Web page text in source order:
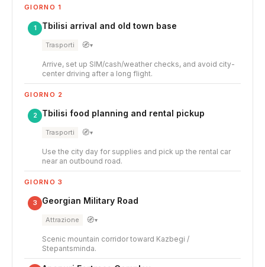
GIORNO 1
1 Tbilisi arrival and old town base
Trasporti 🧭▾
Arrive, set up SIM/cash/weather checks, and avoid city-
center driving after a long flight.
GIORNO 2
2 Tbilisi food planning and rental pickup
Trasporti 🧭▾
Use the city day for supplies and pick up the rental car
near an outbound road.
GIORNO 3
3 Georgian Military Road
Attrazione 🧭▾
Scenic mountain corridor toward Kazbegi /
Stepantsminda.